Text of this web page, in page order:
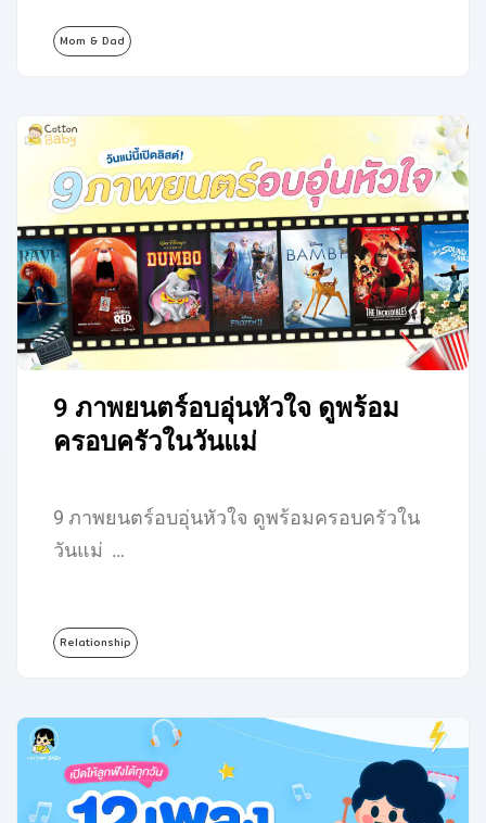
Mom & Dad
9 ภาพยนตร์อบอุ่นหัวใจ ดูพร้อม
ครอบครัวในวันแม่
9 ภาพยนตร์อบอุ่นหัวใจ ดูพร้อมครอบครัวใน
วันแม่ …
Relationship